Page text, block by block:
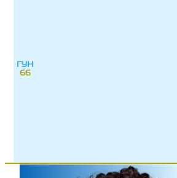
ГУН
66